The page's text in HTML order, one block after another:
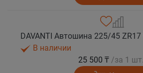
В наличии
25 500 ₸ /за 1 шт.